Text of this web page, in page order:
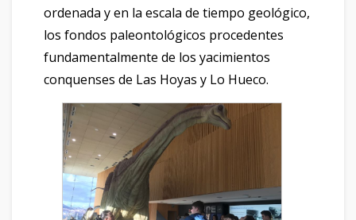
ordenada y en la escala de tiempo geológico,
los fondos paleontológicos procedentes
fundamentalmente de los yacimientos
conquenses de Las Hoyas y Lo Hueco.